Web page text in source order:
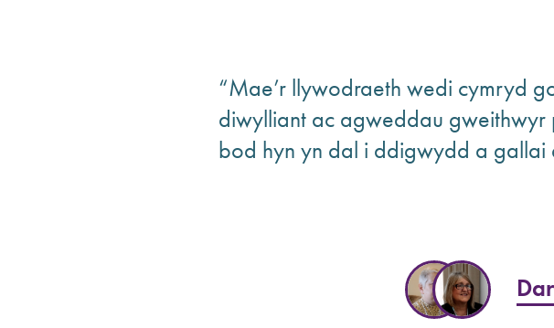
“Mae’r llywodraeth wedi cymryd
diwylliant ac agweddau
bod hyn yn dal i ddigwydd a gallai